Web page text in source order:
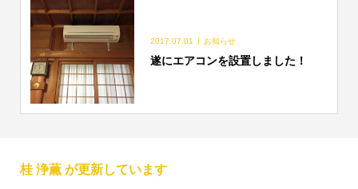
2017.07.01 お知らせ
遂にエアコンを設置しました！
桂 浄薫 が更新しています